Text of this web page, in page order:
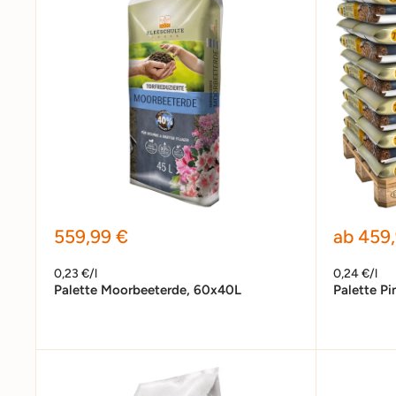
Sonderpreis
559,99 €
0,23 €/l
Palette Moorbeeterde, 60x40L
ab
0,24 €/l
Palette